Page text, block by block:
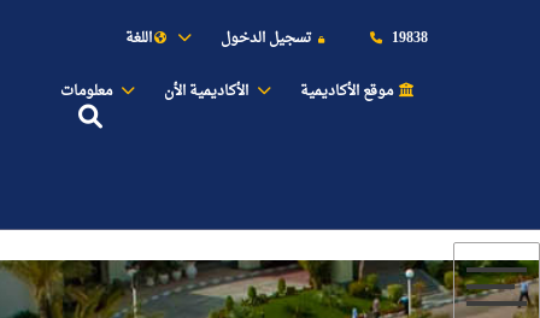
19838 تسجيل الدخول
اللغة
موقع الأكاديمية
الأكاديمية الأن معلومات
النقل البحري